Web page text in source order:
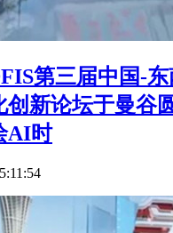
第三届中国-
创新论坛于曼谷
时